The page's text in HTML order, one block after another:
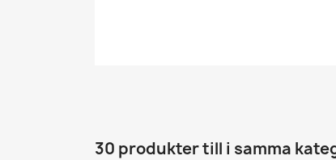
30 produkter till i samma